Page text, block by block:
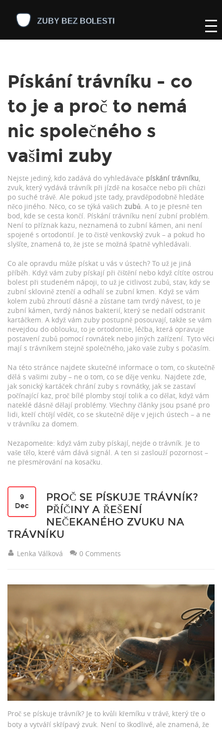
Pískání trávníku - co
to je a proč to nemá
nic společného s
vašimi zuby
Nejste jediný, kdo zadává do vyhledávače pískání trávníku,
zvuk, který vydává trávník při jízdě na kosačce nebo při chůzi
po suché trávě. Ale pokud jste tady, pravděpodobně hledáte
něco jiného. Něco, co se týká vašich zubů. A to je přesně ten
bod, kde se cesta končí. Pískání trávníku není zubní problém.
Není to příznak kazu, neznamená to zubní kámen, ani není
spojené s ortodontií. Je to čistě venkovský zvuk – a pokud ho
slyšíte, znamená to, že jste se možná špatně vyhledávali.
Co ale opravdu může pískat u vás v ústech? To už je jiná
příběh. Když vám zuby pískají při čištění nebo když cítíte ostrou
bolest při studeném nápoji, to už je citlivost zubů, stav, kdy se
zubní sklovině ztenčí a odhalí se zubní kmen. Když se vám
kolem zubů zhroutí dásně a zůstane tam tvrdý návest, to je
zubní kámen, tvrdý nános bakterií, který se nedaří odstranit
kartáčkem. A když vám zuby postupně posouvají, takže se vám
nevejdou do oblouku, to je ortodontie, léčba, která opravuje
postavení zubů pomocí rovnátek nebo jiných zařízení. Tyto věci
mají s trávníkem stejně společného, jako vaše zuby s počasím.
Na této stránce najdete skutečné informace o tom, co skutečně
dělá s vašimi zuby – ne o tom, co se děje venku. Najdete zde,
jak sonický kartáček chrání zuby s rovnátky, jak se zastaví
počínající kaz, proč bílé plomby stojí tolik a co dělat, když vám
nateklé dásně dělají problémy. Všechny články jsou psané pro
lidi, kteří chtějí vědět, co se skutečně děje v jejich ústech – a ne
v trávníku za domem.
Nezapomeňte: když vám zuby pískají, nejde o trávník. Je to
vaše tělo, které vám dává signál. A ten si zaslouží pozornost –
ne přesměrování na kosačku.
9
Dec
PROČ SE PÍSKUJE TRÁVNÍK?
PŘÍČINY A ŘEŠENÍ
NEČEKANÉHO ZVUKU NA
TRÁVNÍKU
Lenka Válková 0 Comments
Proč se pískuje trávník? Je to kvůli křemíku v trávě, který tře o
boty a vytváří skřípavý zvuk. Není to škodlivé, ale znamená, že